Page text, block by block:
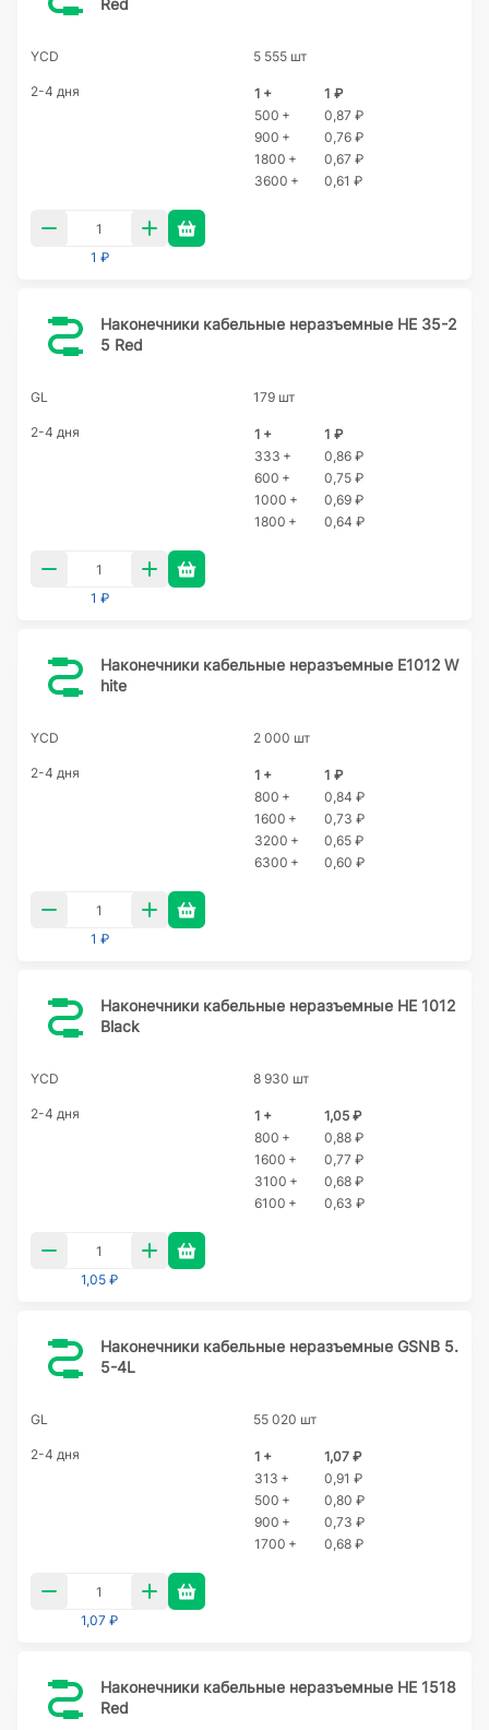
Red
YCD 5 555 шт
2-4 дня 1 +
1 ₽
500 +
0,87 ₽
900 +
0,76 ₽
1800 +
0,67 ₽
3600 +
0,61 ₽
1 ₽
Наконечники кабельные неразъемные HE 35-2
5 Red
GL 179 шт
2-4 дня 1 +
1 ₽
333 +
0,86 ₽
600 +
0,75 ₽
1000 +
0,69 ₽
1800 +
0,64 ₽
1 ₽
Наконечники кабельные неразъемные E1012 W
hite
YCD 2 000 шт
2-4 дня 1 +
1 ₽
800 +
0,84 ₽
1600 +
0,73 ₽
3200 +
0,65 ₽
6300 +
0,60 ₽
1 ₽
Наконечники кабельные неразъемные HE 1012
Black
YCD 8 930 шт
2-4 дня 1 +
1,05 ₽
800 +
0,88 ₽
1600 +
0,77 ₽
3100 +
0,68 ₽
6100 +
0,63 ₽
1,05 ₽
Наконечники кабельные неразъемные GSNB 5.
5-4L
GL 55 020 шт
2-4 дня 1 +
1,07 ₽
313 +
0,91 ₽
500 +
0,80 ₽
900 +
0,73 ₽
1700 +
0,68 ₽
1,07 ₽
Наконечники кабельные неразъемные HE 1518
Red